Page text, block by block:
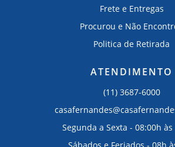
Frete e Entregas
Procurou e Não
Politica de Retirada
ATENDIMENTO
(11) 3687-6000
Segunda a Sexta - 08:00h às